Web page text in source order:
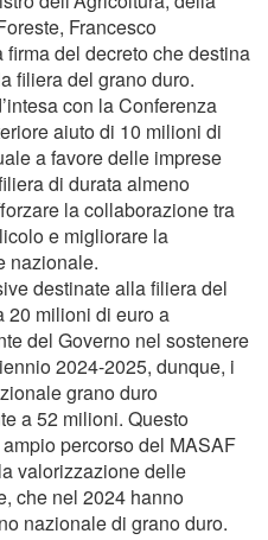
Francesco
del decreto che destina
filiera del grano duro.
con la Conferenza
aiuto di 10 milioni di
a favore delle imprese
di durata almeno
la collaborazione tra
e migliorare la
nazionale.
destinate alla filiera del
20 milioni di euro a
del Governo nel sostenere
2024-2025, dunque, i
grano duro
a 52 milioni. Questo
percorso del MASAF
valorizzazione delle
che nel 2024 hanno
nazionale di grano duro.